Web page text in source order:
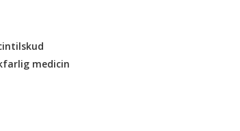
medicin